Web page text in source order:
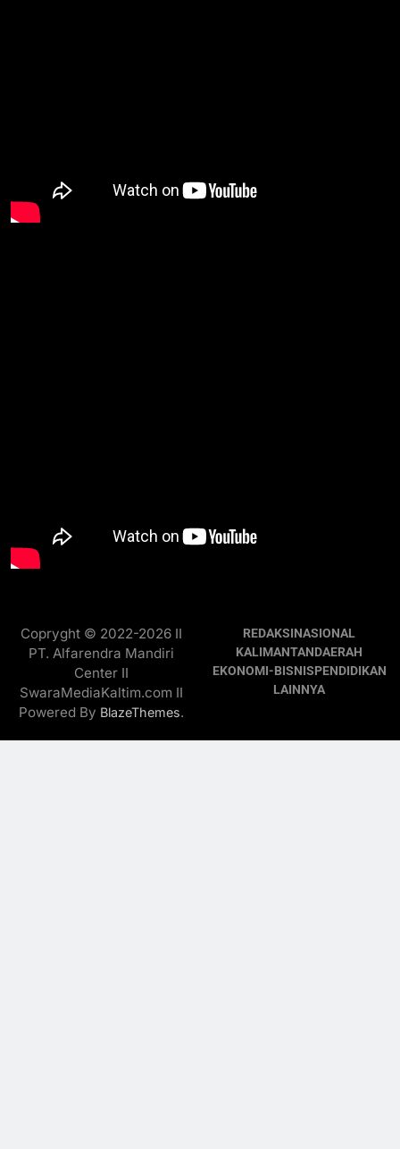
Copryght © 2022-2026 II
PT. Alfarendra Mandiri
Center II
SwaraMediaKaltim.com II
Powered By BlazeThemes.
REDAKSINASIONAL
KALIMANTANDAERAH
EKONOMI-BISNISPENDIDIKAN
LAINNYA